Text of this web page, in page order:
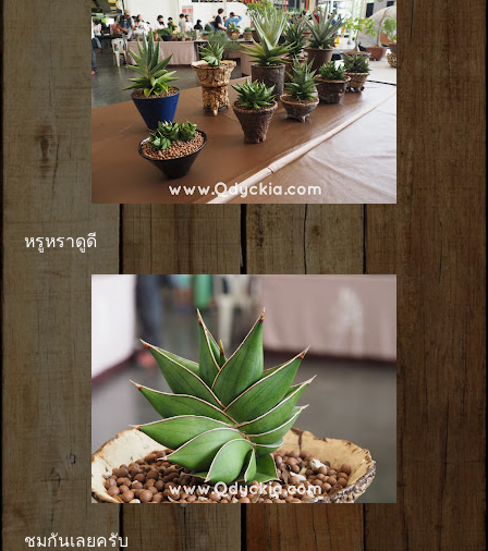
หรูหราดูดี
ชมกันเลยครับ